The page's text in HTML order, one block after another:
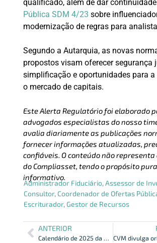
qualificado, além de dar
Pública SDM 4/23 sobre
modernização de regras para
Segundo a Autarquia, as novas
propostos visam oferecer segurança
simplificação e oportunidades para a
o mercado de capitais.
Este Alerta Regulatório foi elaborado
advogados especialistas do nosso
avalia diariamente as publicações
fornecer informações atualizadas,
confiáveis. O conteúdo não
do Compliasset, tendo o propósito
informativo.
Administrador Fiduciário,Assessor de
Consultor, Coordenador de Ofertas
Escriturador, Gestor de Recursos
ANTERIOR
Calendário de 2025 da CVM foi publicado